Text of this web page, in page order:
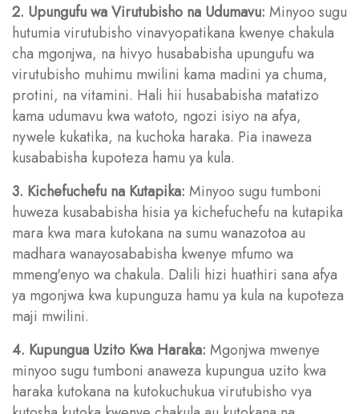
2. Upungufu wa Virutubisho na Udumavu: Minyoo sugu
hutumia virutubisho vinavyopatikana kwenye chakula
cha mgonjwa, na hivyo husababisha upungufu wa
virutubisho muhimu mwilini kama madini ya chuma,
protini, na vitamini. Hali hii husababisha matatizo
kama udumavu kwa watoto, ngozi isiyo na afya,
nywele kukatika, na kuchoka haraka. Pia inaweza
kusababisha kupoteza hamu ya kula.
3. Kichefuchefu na Kutapika: Minyoo sugu tumboni
huweza kusababisha hisia ya kichefuchefu na kutapika
mara kwa mara kutokana na sumu wanazotoa au
madhara wanayosababisha kwenye mfumo wa
mmeng'enyo wa chakula. Dalili hizi huathiri sana afya
ya mgonjwa kwa kupunguza hamu ya kula na kupoteza
maji mwilini.
4. Kupungua Uzito Kwa Haraka: Mgonjwa mwenye
minyoo sugu tumboni anaweza kupungua uzito kwa
haraka kutokana na kutokuchukua virutubisho vya